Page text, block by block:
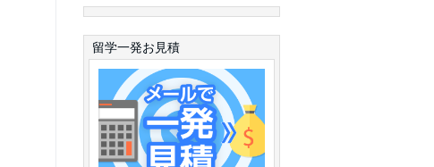
留学一発お見積